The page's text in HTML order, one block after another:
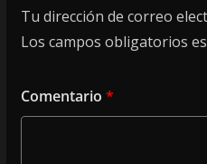
Tu dirección de correo
Los campos obligatorios
Comentario *